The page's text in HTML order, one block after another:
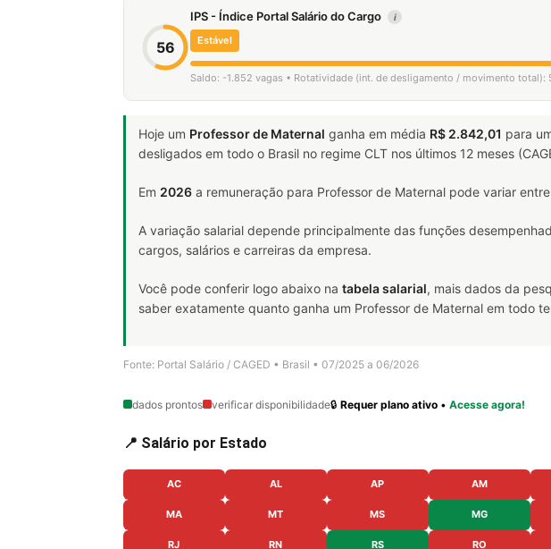
56
IPS - Índice Portal Salário do Cargo i
Estável
Saldo: -1.852 vagas • Rotatividade (int. de desligamento / movimento total):
Hoje um Professor de Maternal ganha em média R$ 2.842,01 para
desligados em todo o Brasil no regime CLT nos últimos 12 meses
Em 2026 a remuneração para Professor de Maternal pode variar
A variação salarial depende principalmente das funções
cargos, salários e carreiras da empresa.
Você pode conferir logo abaixo na tabela salarial, mais dados da
saber exatamente quanto ganha um Professor de Maternal em todo
Fonte: Portal Salário / CAGED • Brasil • 07/2025 a 06/2026
dados prontos verificar disponibilidade🔒 Requer plano ativo • Acesse agora!
📍 Salário por Estado
AC AL AP AM
MA MT MS MG
RJ RN RS RO